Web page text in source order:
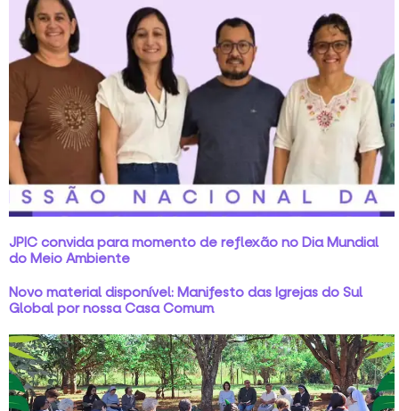
JPIC convida para momento de reflexão no Dia Mundial
do Meio Ambiente
Novo material disponível: Manifesto das Igrejas do Sul
Global por nossa Casa Comum